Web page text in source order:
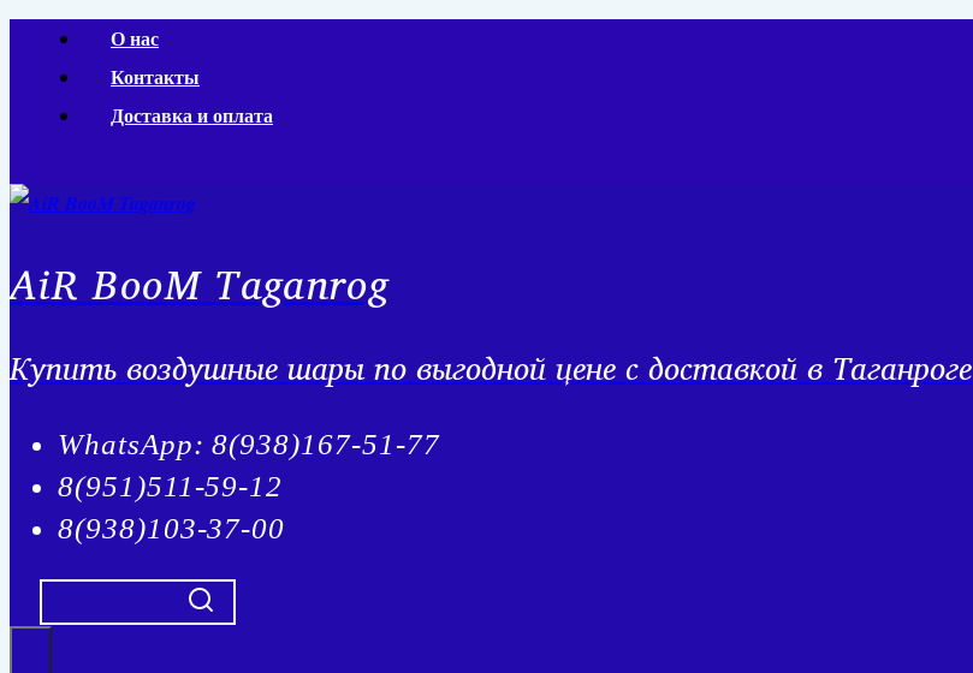
Перейти
содержимому
О нас
Контакты
Доставка и оплата
AiR BooM Taganrog
Купить воздушные шары по выгодной цене с доставкой в Таганроге
WhatsApp: 8(938)167-51-77
8(951)511-59-12
8(938)103-37-00